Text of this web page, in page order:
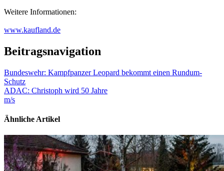
Weitere Informationen:
www.kaufland.de
Beitragsnavigation
Bundeswehr: Kampfpanzer Leopard bekommt einen Rundum-
Schutz
ADAC: Christoph wird 50 Jahre
m/s
Ähnliche Artikel